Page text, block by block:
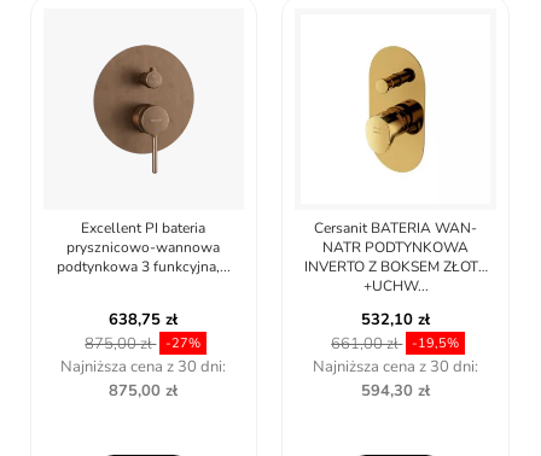
Excellent PI bateria
prysznicowo-wannowa
podtynkowa 3 funkcyjna,...
638,75 zł
875,00 zł -27%
Najniższa cena z 30 dni:
875,00 zł
Cersanit BATERIA WAN-
NATR PODTYNKOWA
INVERTO Z BOKSEM ZŁOTY
+UCHW...
532,10 zł
661,00 zł -19,5%
Najniższa cena z 30 dni:
594,30 zł